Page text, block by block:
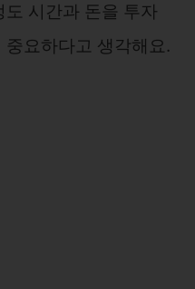
시간과 돈을 투자
요하다고 생각해요.